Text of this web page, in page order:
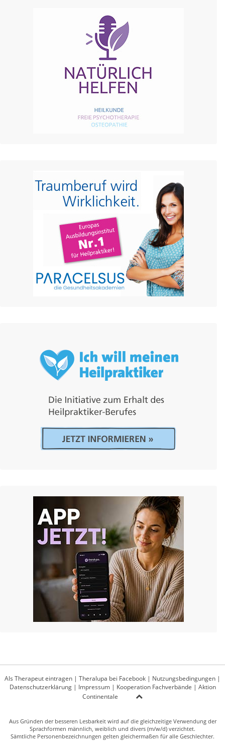
Als Therapeut eintragen | Theralupa bei Facebook | Nutzungsbedingungen |
Datenschutzerklärung| Impressum| Kooperation Fachverbände | Aktion
Continentale
Aus Gründen der besseren Lesbarkeit wird auf die gleichzeitige Verwendung der
Sprachformen männlich, weiblich und divers (m/w/d) verzichtet.
Sämtliche Personenbezeichnungen gelten gleichermaßen für alle Geschlechter.